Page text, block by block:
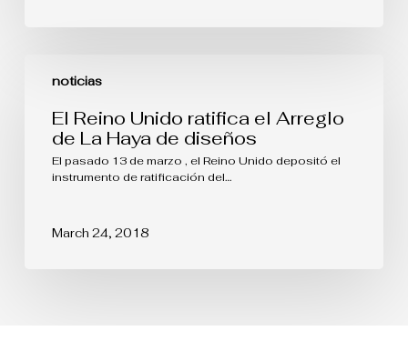
noticias
Reino
ratifica
Arreglo
diseños
El Reino Unido ratifica el Arreglo
de La Haya de diseños
El pasado 13 de marzo , el Reino Unido depositó el
instrumento de ratificación del…
March 24, 2018